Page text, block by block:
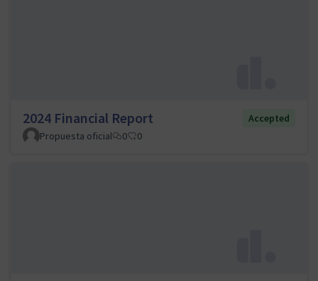
2024 Financial Report
Accepted
Propuesta oficial
0 0